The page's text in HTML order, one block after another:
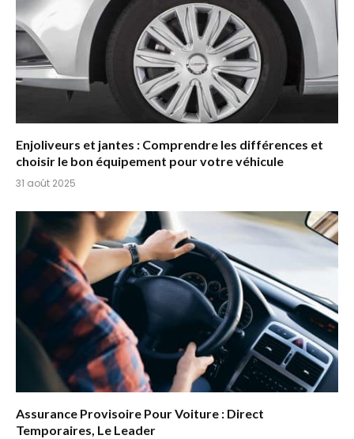
Enjoliveurs et jantes : Comprendre les différences et
choisir le bon équipement pour votre véhicule
31 août 2025
Assurance Provisoire Pour Voiture : Direct
Temporaires, Le Leader